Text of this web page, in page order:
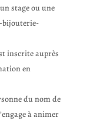
stage ou une
inscrite auprès
en
du nom de
à animer